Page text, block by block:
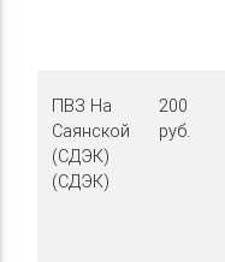
ПВЗ На
Саянской
(СДЭК)
(СДЭК)
200
руб.